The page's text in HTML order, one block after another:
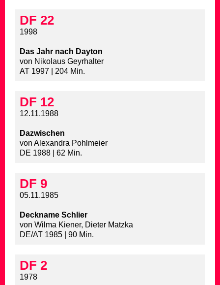
DF 22
1998
Das Jahr nach Dayton
von Nikolaus Geyrhalter
AT 1997 | 204 Min.
DF 12
12.11.1988
Dazwischen
von Alexandra Pohlmeier
DE 1988 | 62 Min.
DF 9
05.11.1985
Deckname Schlier
von Wilma Kiener, Dieter Matzka
DE/AT 1985 | 90 Min.
DF 2
1978